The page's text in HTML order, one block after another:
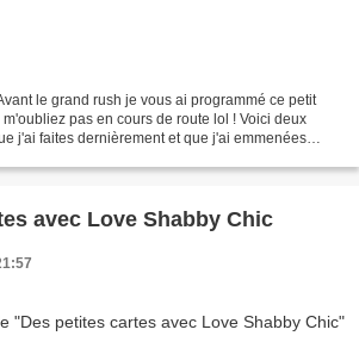
le grand rush je vous ai programmé ce petit
pas en cours de route lol ! Voici deux
j'ai faites dernièrement et que j'ai emmenées
avec Love Shabby Chic